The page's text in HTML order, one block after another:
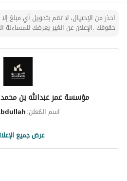
احذر من الإحتيال، لا تقم بتحويل أي مبلغ
حقوقك .الإعلان عن الغير يعرضك للمساءلة
مؤسسة عمر عبدالله بن محمد
اسم المُعلن:
عرض جميع